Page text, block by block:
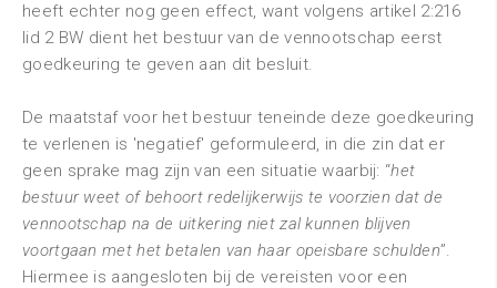
heeft echter nog geen effect, want volgens artikel 2:216
lid 2 BW dient het bestuur van de vennootschap eerst
goedkeuring te geven aan dit besluit.
De maatstaf voor het bestuur teneinde deze goedkeuring
te verlenen is 'negatief' geformuleerd, in die zin dat er
geen sprake mag zijn van een situatie waarbij: “het
bestuur weet of behoort redelijkerwijs te voorzien dat de
vennootschap na de uitkering niet zal kunnen blijven
voortgaan met het betalen van haar opeisbare schulden”.
Hiermee is aangesloten bij de vereisten voor een